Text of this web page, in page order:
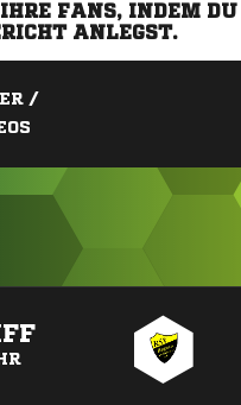
FANS, INDEM DU
ANLEGST.
/